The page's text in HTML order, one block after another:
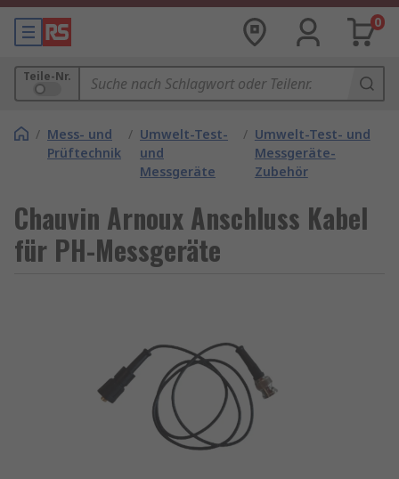
0
Teile-Nr.
/ Mess- und
Prüftechnik
/ Umwelt-Test-
und
Messgeräte
/ Umwelt-Test- und
Messgeräte-
Zubehör
Chauvin Arnoux Anschluss Kabel
für PH-Messgeräte